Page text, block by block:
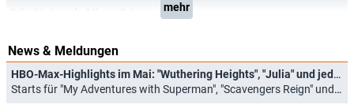
mehr
News & Meldungen
HBO-Max-Highlights im Mai: "Wuthering Heights", "Julia" und jede Menge gute Animationsserien
Starts für "My Adventures with Superman", "Scavengers Reign" und neue "Rick and Morty"-Staffel (01.05.2026)